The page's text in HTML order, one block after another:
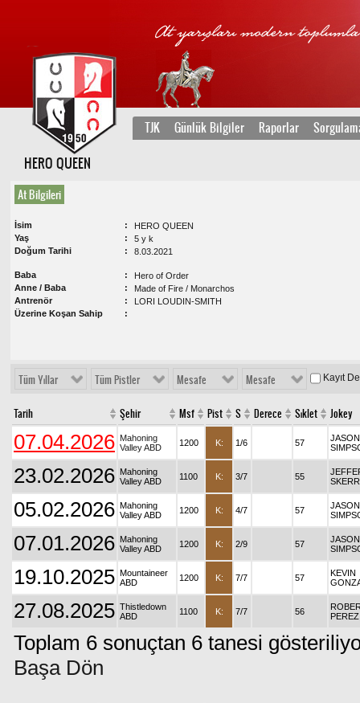
TJK Günlük Bilgiler Raporlar
HERO QUEEN
At Bilgileri
İsim
HERO QUEEN
Yaş
5 y k
Doğum Tarihi
8.03.2021
Baba
Hero of Order
Anne / Baba
Made of Fire / Monarchos
Antrenör
LORI LOUDIN-SMITH
Üzerine Koşan Sahip
Tüm Yıllar Tüm Pistler Mesafe Mesafe Kayıt
Tarih Şehir Msf Pist S Derece Sıklet Jokey
07.04.2026 Mahoning
Valley ABD
1200 K: 1/6 57
JASON
23.02.2026 Mahoning
Valley ABD
1100 K: 3/7 55
05.02.2026 Mahoning
Valley ABD
1200 K: 4/7 57
JASON
07.01.2026 Mahoning
Valley ABD
1200 K: 2/9 57
JASON
19.10.2025 Mountaineer
ABD
1200 K: 7/7 57
KEVIN
27.08.2025 Thistledown
ABD
1100 K: 7/7 56
PEREZ
Toplam 6 sonuçtan 6 tanesi
Başa Dön